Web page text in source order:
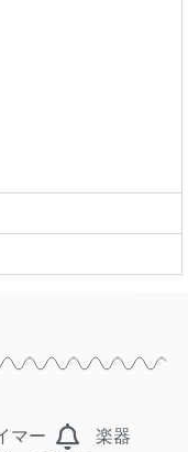
マー
楽器